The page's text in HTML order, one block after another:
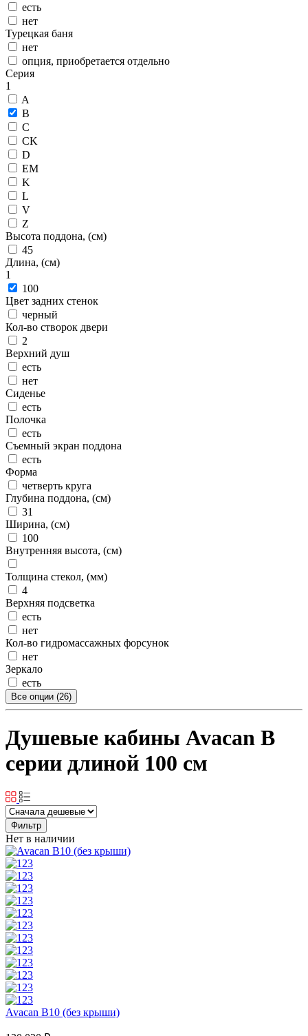
есть
нет
Турецкая баня
нет
опция, приобретается отдельно
Серия
1
A
B
C
CK
D
EM
K
L
V
Z
Высота поддона, (см)
45
Длина, (см)
1
100
Цвет задних стенок
черный
Кол-во створок двери
2
Верхний душ
есть
нет
Сиденье
есть
Полочка
есть
Съемный экран поддона
есть
Форма
четверть круга
Глубина поддона, (см)
31
Ширина, (см)
100
Внутренняя высота, (см)
Толщина стекол, (мм)
4
Верхняя подсветка
есть
нет
Кол-во гидромассажных форсунок
нет
Зеркало
есть
Все опции (26)
Душевые кабины Avacan B
серии длиной 100 см
Фильтр
Нет в наличии
Avacan B10 (без крыши)